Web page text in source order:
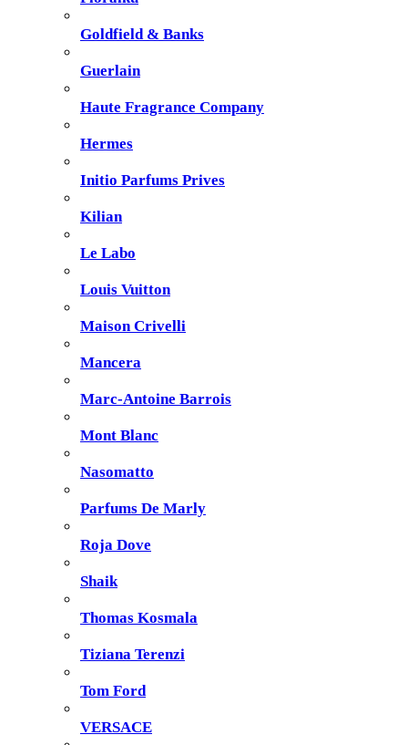
Goldfield & Banks
Guerlain
Haute Fragrance Company
Hermes
Initio Parfums Prives
Kilian
Le Labo
Louis Vuitton
Maison Crivelli
Mancera
Marc-Antoine Barrois
Mont Blanc
Nasomatto
Parfums De Marly
Roja Dove
Shaik
Thomas Kosmala
Tiziana Terenzi
Tom Ford
VERSACE